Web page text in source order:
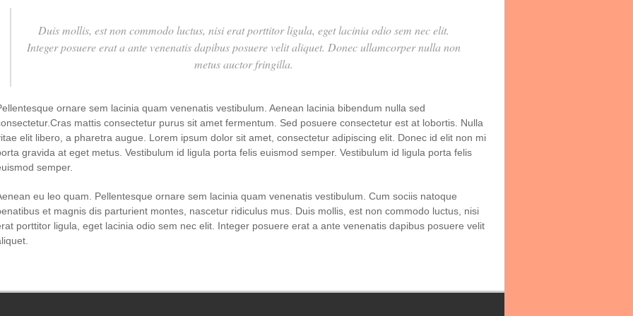
Duis mollis, est non commodo luctus, nisi erat porttitor ligula, eget lacinia odio sem nec elit.
Integer posuere erat a ante venenatis dapibus posuere velit aliquet. Donec ullamcorper nulla non
metus auctor fringilla.
ornare sem lacinia quam venenatis vestibulum. Aenean lacinia bibendum nulla sed
mattis consectetur purus sit amet fermentum. Sed posuere consectetur est at lobortis. Nulla
elit libero, a pharetra augue. Lorem ipsum dolor sit amet, consectetur adipiscing elit. Donec id elit non mi
gravida at eget metus. Vestibulum id ligula porta felis euismod semper. Vestibulum id ligula porta felis
semper.
eu leo quam. Pellentesque ornare sem lacinia quam venenatis vestibulum. Cum sociis natoque
et magnis dis parturient montes, nascetur ridiculus mus. Duis mollis, est non commodo luctus, nisi
porttitor ligula, eget lacinia odio sem nec elit. Integer posuere erat a ante venenatis dapibus posuere velit